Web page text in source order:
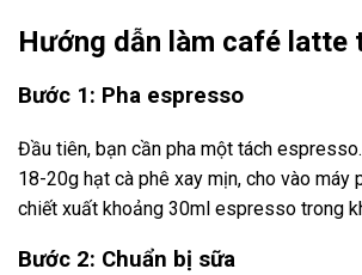
Hướng dẫn làm café latte
Bước 1: Pha espresso
Đầu tiên, bạn cần pha một tách
18-20g hạt cà phê xay mịn, cho vào máy
chiết xuất khoảng 30ml espresso trong
Bước 2: Chuẩn bị sữa